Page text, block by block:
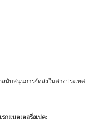
สนับสนุนการจัดส่งในต่างประเทศ
กแบตเตอรี่สเปค: